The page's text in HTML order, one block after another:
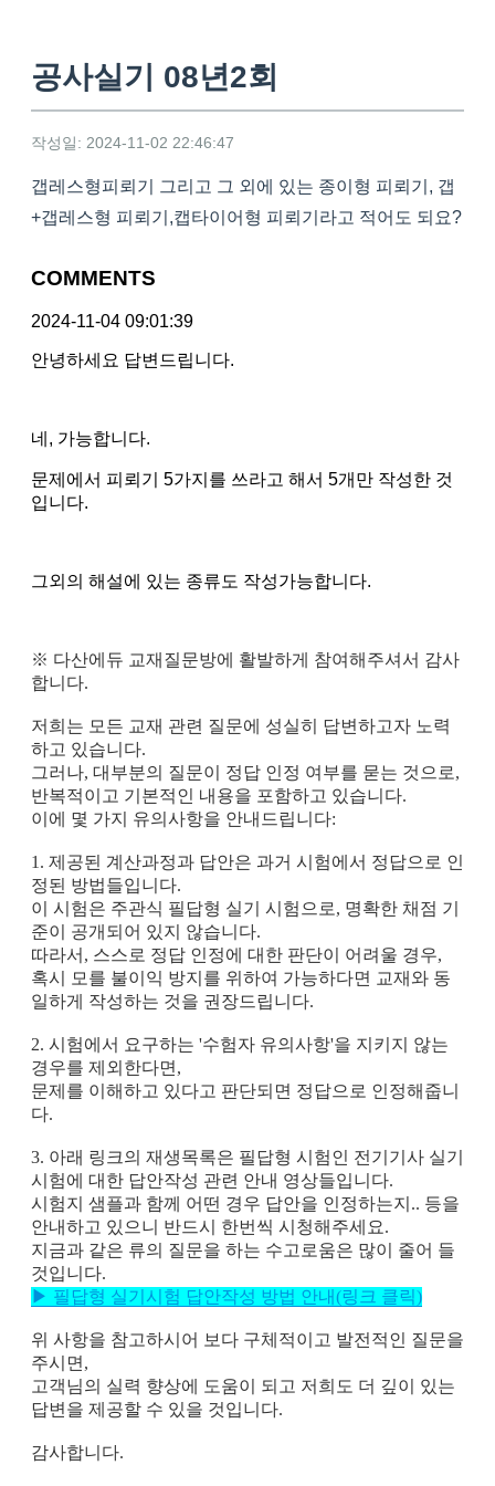
공사실기 08년2회
작성일: 2024-11-02 22:46:47
갭레스형피뢰기 그리고 그 외에 있는 종이형 피뢰기, 갭
+갭레스형 피뢰기,캡타이어형 피뢰기라고 적어도 되요?
COMMENTS
2024-11-04 09:01:39
안녕하세요 답변드립니다.
네, 가능합니다.
문제에서 피뢰기 5가지를 쓰라고 해서 5개만 작성한 것
입니다.
그외의 해설에 있는 종류도 작성가능합니다.
※ 다산에듀 교재질문방에 활발하게 참여해주셔서 감사
합니다.
저희는 모든 교재 관련 질문에 성실히 답변하고자 노력
하고 있습니다.
그러나, 대부분의 질문이 정답 인정 여부를 묻는 것으로,
반복적이고 기본적인 내용을 포함하고 있습니다.
이에 몇 가지 유의사항을 안내드립니다:
1. 제공된 계산과정과 답안은 과거 시험에서 정답으로 인
정된 방법들입니다.
이 시험은 주관식 필답형 실기 시험으로, 명확한 채점 기
준이 공개되어 있지 않습니다.
따라서, 스스로 정답 인정에 대한 판단이 어려울 경우,
혹시 모를 불이익 방지를 위하여 가능하다면 교재와 동
일하게 작성하는 것을 권장드립니다.
2. 시험에서 요구하는 '수험자 유의사항'을 지키지 않는
경우를 제외한다면,
문제를 이해하고 있다고 판단되면 정답으로 인정해줍니
다.
3. 아래 링크의 재생목록은 필답형 시험인 전기기사 실기
시험에 대한 답안작성 관련 안내 영상들입니다.
시험지 샘플과 함께 어떤 경우 답안을 인정하는지.. 등을
안내하고 있으니 반드시 한번씩 시청해주세요.
지금과 같은 류의 질문을 하는 수고로움은 많이 줄어 들
것입니다.
▶ 필답형 실기시험 답안작성 방법 안내(링크 클릭)
위 사항을 참고하시어 보다 구체적이고 발전적인 질문을
주시면,
고객님의 실력 향상에 도움이 되고 저희도 더 깊이 있는
답변을 제공할 수 있을 것입니다.
감사합니다.